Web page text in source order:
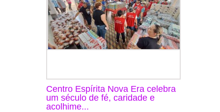
Centro Espírita Nova Era celebra
um século de fé, caridade e
acolhime...